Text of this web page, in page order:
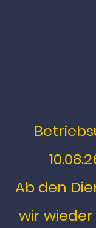
Ab den
wir